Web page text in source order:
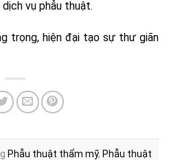
vụ phẫu thuật.
trọng, hiện đại tạo sự thư giãn
Phẫu thuật thẩm mỹ, Phẫu thuật